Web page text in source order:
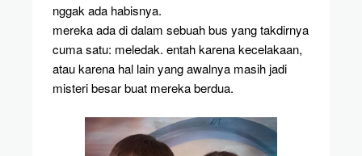
nggak ada habisnya.
mereka ada di dalam sebuah bus yang takdirnya
cuma satu: meledak. entah karena kecelakaan,
atau karena hal lain yang awalnya masih jadi
misteri besar buat mereka berdua.